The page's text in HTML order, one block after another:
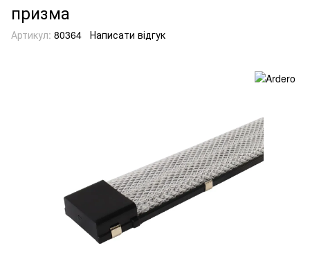
призма
Артикул: 80364 Написати відгук